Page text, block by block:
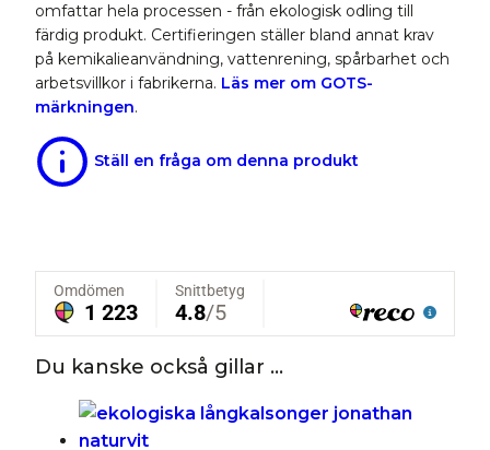
omfattar hela processen - från ekologisk odling till
färdig produkt. Certifieringen ställer bland annat krav
på kemikalieanvändning, vattenrening, spårbarhet och
arbetsvillkor i fabrikerna. Läs mer om GOTS-
märkningen.
Ställ en fråga om denna produkt
Du kanske också gillar …